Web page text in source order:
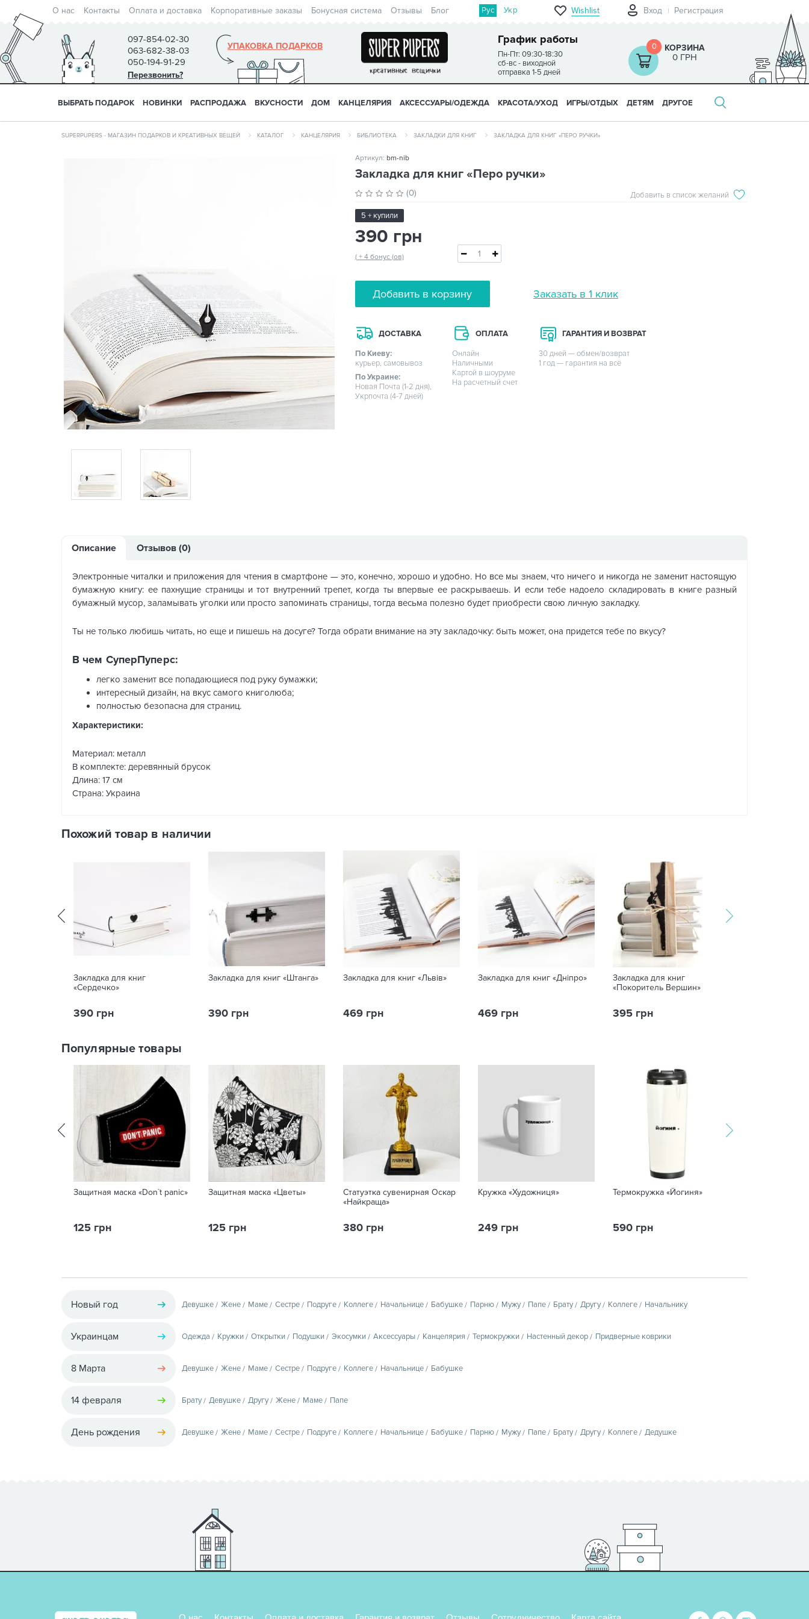
О нас Контакты Оплата и доставка Корпоративные заказы Бонусная система Отзывы Блог Рус Укр Wishlist Вход Регистрация
097-854-02-30
063-682-38-03
050-194-91-29
Перезвонить?
График работы
Пн-Пт: 09:30-18:30
сб-вс - виходной
отправка 1-5 дней
УПАКОВКА ПОДАРКОВ 0 КОРЗИНА
0 ГРН
ВЫБРАТЬ ПОДАРОК НОВИНКИ РАСПРОДАЖА ВКУСНОСТИ ДОМ КАНЦЕЛЯРИЯ АКСЕССУАРЫ/ОДЕЖДА КРАСОТА/УХОД ИГРЫ/ОТДЫХ ДЕТЯМ ДРУГОЕ
SUPERPUPERS - МАГАЗИН ПОДАРКОВ И КРЕАТИВНЫХ ВЕЩЕЙ КАТАЛОГ КАНЦЕЛЯРИЯ БИБЛИОТЕКА ЗАКЛАДКИ ДЛЯ КНИГ ЗАКЛАДКА ДЛЯ КНИГ «ПЕРО РУЧКИ»
Артикул: bm-nib
Закладка для книг «Перо ручки»
(0) Добавить в список желаний
5 + купили
390 грн
( + 4 бонус (ов)
Добавить в корзину Заказать в 1 клик
ДОСТАВКА
По Киеву:
курьер, самовывоз
По Украине:
Новая Почта (1-2 дня),
Укрпочта (4-7 дней)
ОПЛАТА
Онлайн
Наличными
Картой в шоуруме
На расчетный счет
ГАРАНТИЯ И ВОЗВРАТ
30 дней — обмен/возврат
1 год — гарантия на всё
Описание Отзывов (0)
Электронные читалки и приложения для чтения в смартфоне — это, конечно, хорошо и удобно. Но все мы знаем, что ничего и никогда не заменит настоящую
бумажную книгу: ее пахнущие страницы и тот внутренний трепет, когда ты впервые ее раскрываешь. И если тебе надоело складировать в книге разный
бумажный мусор, заламывать уголки или просто запоминать страницы, тогда весьма полезно будет приобрести свою личную закладку.
Ты не только любишь читать, но еще и пишешь на досуге? Тогда обрати внимание на эту закладочку: быть может, она придется тебе по вкусу?
В чем СуперПуперс:
легко заменит все попадающиеся под руку бумажки;
интересный дизайн, на вкус самого книголюба;
полностью безопасна для страниц.
Характеристики:
Материал: металл
В комплекте: деревянный брусок
Длина: 17 см
Страна: Украина
Похожий товар в наличии
Закладка для книг
«Сердечко»
390 грн
Закладка для книг «Штанга»
390 грн
Закладка для книг «Львів»
469 грн
Закладка для книг «Дніпро»
469 грн
Закладка для книг
«Покоритель Вершин»
395 грн
Популярные товары
Защитная маска «Don`t panic»
125 грн
Защитная маска «Цветы»
125 грн
Статуэтка сувенирная Оскар
«Найкраща»
380 грн
Кружка «Художниця»
249 грн
Термокружка «Йогиня»
590 грн
Новый год Девушке Жене Маме Сестре Подруге Коллеге Начальнице Бабушке Парню Мужу Папе Брату Другу Коллеге Начальнику
Украинцам Одежда Кружки Открытки Подушки Экосумки Аксессуары Канцелярия Термокружки Настенный декор Придверные коврики
8 Марта Девушке Жене Маме Сестре Подруге Коллеге Начальнице Бабушке
14 февраля Брату Девушке Другу Жене Маме Папе
День рождения Девушке Жене Маме Сестре Подруге Коллеге Начальнице Бабушке Парню Мужу Папе Брату Другу Коллеге Дедушке